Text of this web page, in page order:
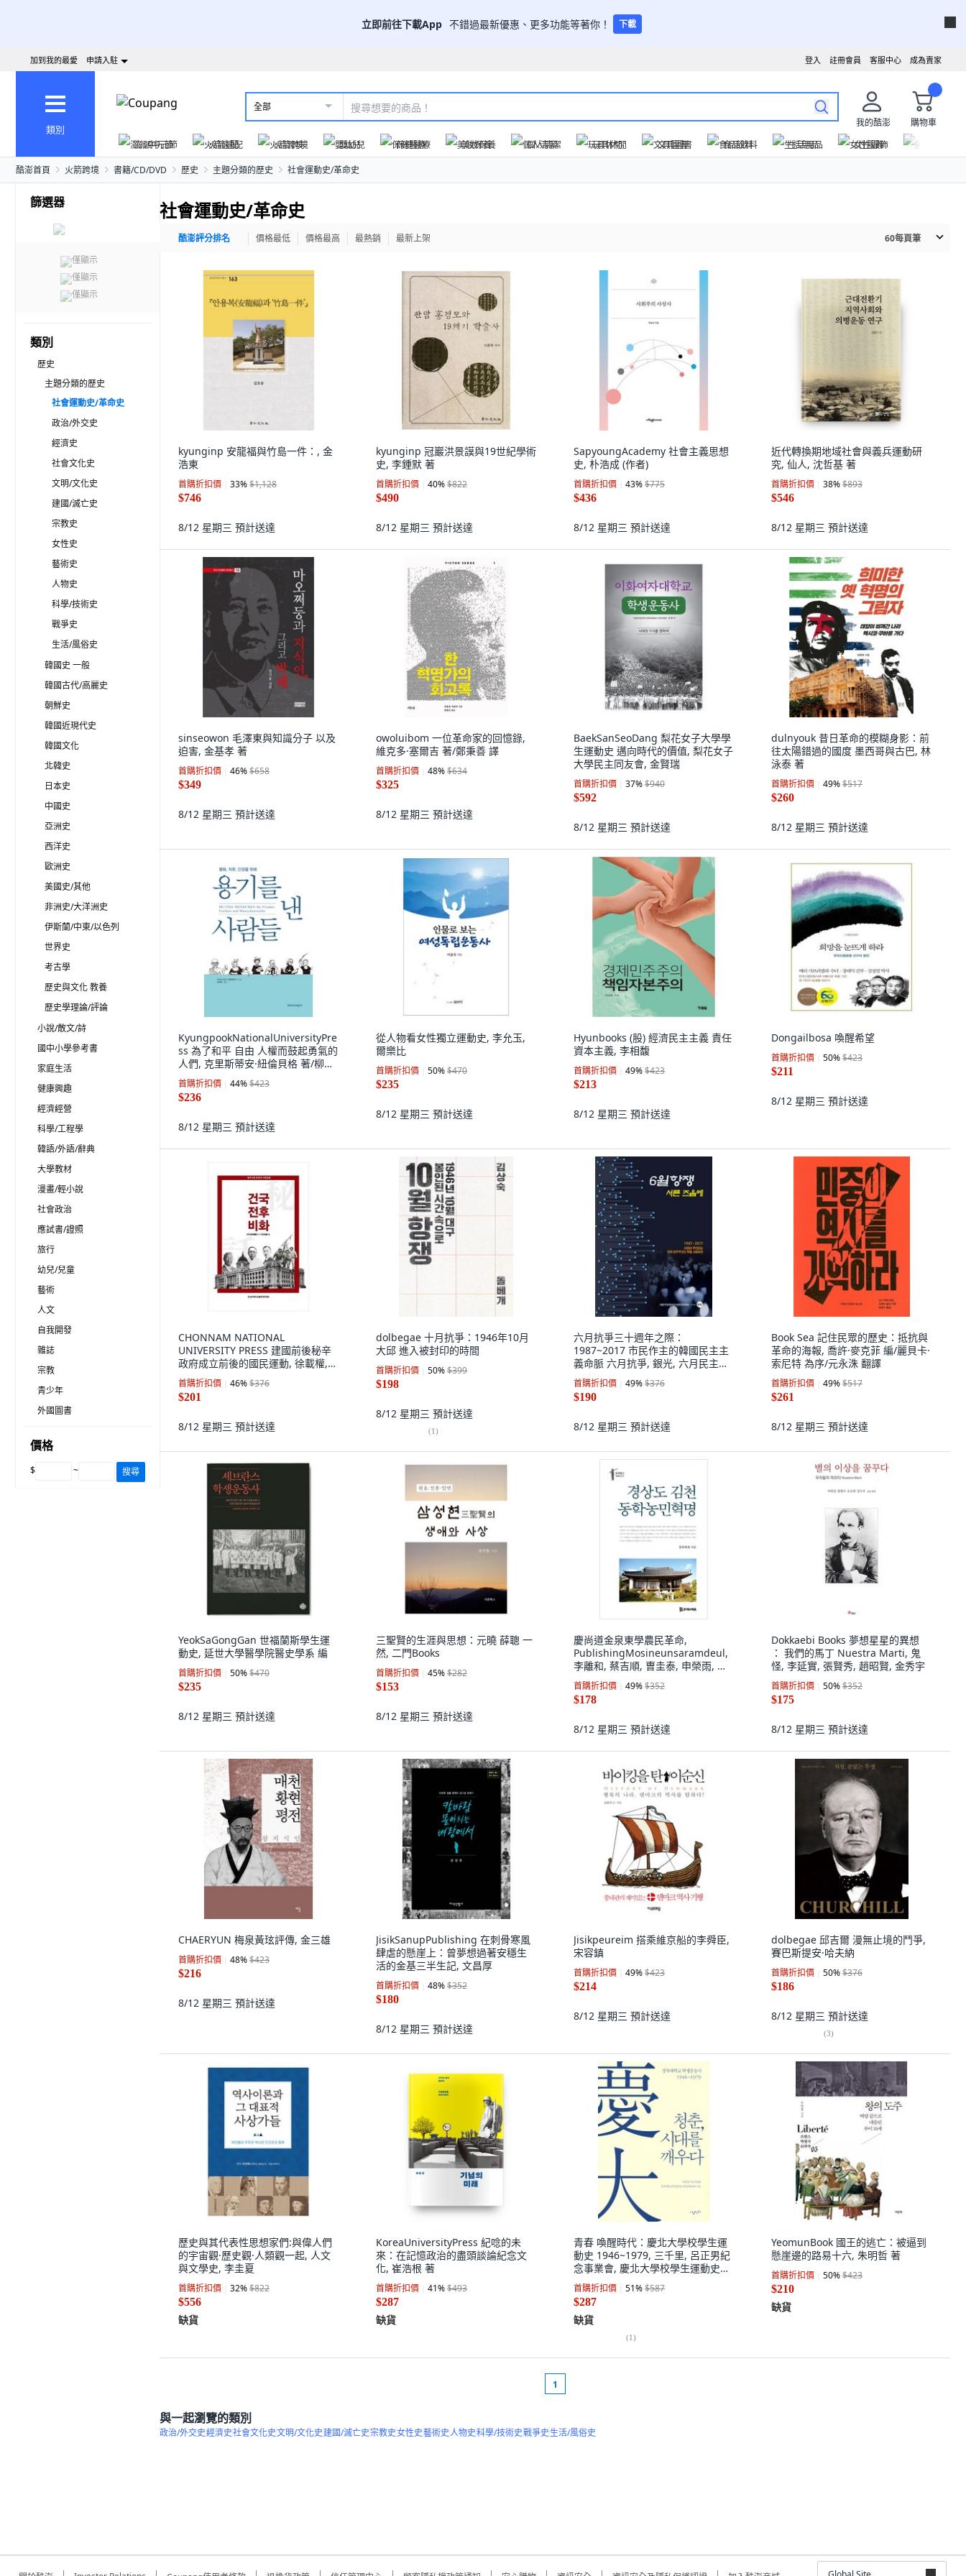
立即前往下載App 不錯過最新優惠、更多功能等著你！ 下載
成為賣家
客服中心
註冊會員
登入
加到我的最愛 申請入駐
類別
全部
我的酷澎
購物車
澎派中元節
火箭速配 火箭跨境 嬰幼兒 保健醫療 美妝保養 個人清潔 玩具休閒 文具圖書 食品飲料 生活用品 女性服飾
酷澎首頁 火箭跨境 書籍/CD/DVD 歷史 主題分類的歷史 社會運動史/革命史
篩選器
僅顯示
僅顯示
僅顯示
類別
歷史
主題分類的歷史
社會運動史/革命史
政治/外交史
經濟史
社會文化史
文明/文化史
建國/滅亡史
宗教史
女性史
藝術史
人物史
科學/技術史
戰爭史
生活/風俗史
韓國史 一般
韓國古代/高麗史
朝鮮史
韓國近現代史
韓國文化
北韓史
日本史
中國史
亞洲史
西洋史
歐洲史
美國史/其他
非洲史/大洋洲史
伊斯蘭/中東/以色列
世界史
考古學
歷史與文化 教養
歷史學理論/評論
小說/散文/詩
國中小學參考書
家庭生活
健康興趣
經濟經營
科學/工程學
韓語/外語/辭典
大學教材
漫畫/輕小說
社會政治
應試書/證照
旅行
幼兒/兒童
藝術
人文
自我開發
雜誌
宗教
青少年
外國圖書
價格
$ ~ 搜尋
社會運動史/革命史
酷澎評分排名 價格最低 價格最高 最熱銷 最新上架 60每頁筆
kyunginp 安龍福與竹島一件：, 金
浩東
首購折扣價 33%$1,128
$746
8/12 星期三 預計送達
kyunginp 冠巖洪景謨與19世紀學術
史, 李鍾默 著
首購折扣價 40%$822
$490
8/12 星期三 預計送達
SapyoungAcademy 社會主義思想
史, 朴浩成 (作者)
首購折扣價 43%$775
$436
8/12 星期三 預計送達
近代轉換期地域社會與義兵運動研
究, 仙人, 沈哲基 著
首購折扣價 38%$893
$546
8/12 星期三 預計送達
sinseowon 毛澤東與知識分子 以及
迫害, 金基孝 著
首購折扣價 46%$658
$349
8/12 星期三 預計送達
owoluibom 一位革命家的回憶錄,
維克多·塞爾吉 著/鄭秉善 譯
首購折扣價 48%$634
$325
8/12 星期三 預計送達
BaekSanSeoDang 梨花女子大學學
生運動史 邁向時代的價值, 梨花女子
大學民主同友會, 金賢瑞
首購折扣價 37%$940
$592
8/12 星期三 預計送達
dulnyouk 昔日革命的模糊身影：前
往太陽錯過的國度 墨西哥與古巴, 林
泳泰 著
首購折扣價 49%$517
$260
8/12 星期三 預計送達
KyungpookNationalUniversityPre
ss 為了和平 自由 人權而鼓起勇氣的
人們, 克里斯蒂安·紐倫貝格 著/柳惠
子 譯
首購折扣價 44%$423
$236
8/12 星期三 預計送達
從人物看女性獨立運動史, 李允玉,
爾樂比
首購折扣價 50%$470
$235
8/12 星期三 預計送達
Hyunbooks (股) 經濟民主主義 責任
資本主義, 李相馥
首購折扣價 49%$423
$213
8/12 星期三 預計送達
Dongailbosa 喚醒希望
首購折扣價 50%$423
$211
8/12 星期三 預計送達
CHONNAM NATIONAL
UNIVERSITY PRESS 建國前後秘辛
政府成立前後的國民運動, 徐載權,徐
珉(編)
首購折扣價 46%$376
$201
8/12 星期三 預計送達
dolbegae 十月抗爭：1946年10月
大邱 進入被封印的時間
首購折扣價 50%$399
$198
8/12 星期三 預計送達
(1)
六月抗爭三十週年之際：
1987~2017 市民作主的韓國民主主
義命脈 六月抗爭, 銀光, 六月民主抗
爭30年事業推進委員會 編著
首購折扣價 49%$376
$190
8/12 星期三 預計送達
Book Sea 記住民眾的歷史：抵抗與
革命的海報, 喬許·麥克菲 編/麗貝卡·
索尼特 為序/元永洙 翻譯
首購折扣價 49%$517
$261
8/12 星期三 預計送達
YeokSaGongGan 世福蘭斯學生運
動史, 延世大學醫學院醫史學系 編
首購折扣價 50%$470
$235
8/12 星期三 預計送達
三聖賢的生涯與思想：元曉 薛聰 一
然, 二門Books
首購折扣價 45%$282
$153
8/12 星期三 預計送達
慶尚道金泉東學農民革命,
PublishingMosineunsaramdeul,
李離和, 蔡吉順, 曺圭泰, 申榮雨, 李
炳圭, 安外順, 池鉉培, 金永哲, 安浩
永
首購折扣價 49%$352
$178
8/12 星期三 預計送達
Dokkaebi Books 夢想星星的異想
： 我們的馬丁 Nuestra Marti, 鬼
怪, 李延實, 張賢秀, 趙昭賢, 金秀宇
首購折扣價 50%$352
$175
8/12 星期三 預計送達
CHAERYUN 梅泉黃玹評傳, 金三雄
首購折扣價 48%$423
$216
8/12 星期三 預計送達
JisikSanupPublishing 在刺骨寒風
肆虐的懸崖上：曾夢想過著安穩生
活的金基三半生記, 文昌厚
首購折扣價 48%$352
$180
8/12 星期三 預計送達
Jisikpeureim 搭乘維京船的李舜臣,
宋容鎮
首購折扣價 49%$423
$214
8/12 星期三 預計送達
dolbegae 邱吉爾 漫無止境的鬥爭,
賽巴斯提安·哈夫納
首購折扣價 50%$376
$186
8/12 星期三 預計送達
(3)
歷史與其代表性思想家們:與偉人們
的宇宙觀·歷史觀·人類觀一起, 人文
與文學史, 李圭夏
首購折扣價 32%$822
$556
缺貨
KoreaUniversityPress 紀唸的未
來：在記憶政治的盡頭談論紀念文
化, 崔浩根 著
首購折扣價 41%$493
$287
缺貨
青春 喚醒時代：慶北大學校學生運
動史 1946~1979, 三千里, 呂正男紀
念事業會, 慶北大學校學生運動史編
纂委員會 共著
首購折扣價 51%$587
$287
缺貨
(1)
YeomunBook 國王的逃亡：被逼到
懸崖邊的路易十六, 朱明哲 著
首購折扣價 50%$423
$210
缺貨
1
與一起瀏覽的類別
政治/外交史經濟史社會文化史文明/文化史建國/滅亡史宗教史女性史藝術史人物史科學/技術史戰爭史生活/風俗史